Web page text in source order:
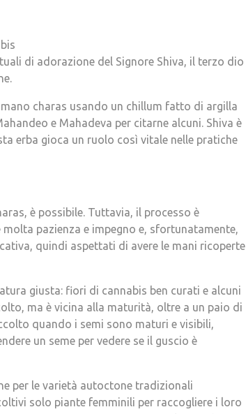
di adorazione del Signore Shiva, il terzo dio
charas usando un chillum fatto di argilla
e Mahadeva per citarne alcuni. Shiva è
erba gioca un ruolo così vitale nelle pratiche
è possibile. Tuttavia, il processo è
pazienza e impegno e, sfortunatamente,
quindi aspettati di avere le mani ricoperte
giusta: fiori di cannabis ben curati e alcuni
ma è vicina alla maturità, oltre a un paio di
quando i semi sono maturi e visibili,
un seme per vedere se il guscio è
per le varietà autoctone tradizionali
solo piante femminili per raccogliere i loro